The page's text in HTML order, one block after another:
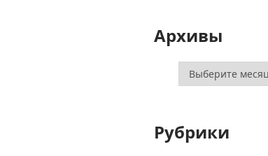
Архивы
Архивы
Рубрики